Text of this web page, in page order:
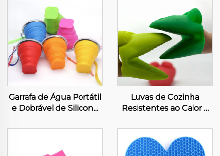
Garrafa de Água Portátil
e Dobrável de Silicone
Reutilizável
para Acampamento e
Luvas de Cozinha
Resistentes ao Calor e
Silicone Estampados
para Cozinha e Padaria